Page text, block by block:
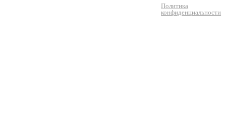
Политика
конфиденциальности